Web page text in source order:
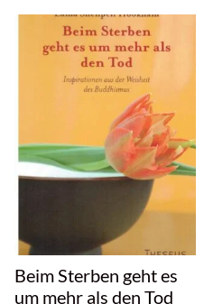
Beim Sterben geht es
um mehr als den Tod